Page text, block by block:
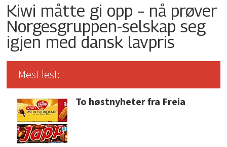
Kiwi måtte gi opp – nå prøver
Norgesgruppen-selskap seg
igjen med dansk lavpris
Mest lest:
To høstnyheter fra Freia